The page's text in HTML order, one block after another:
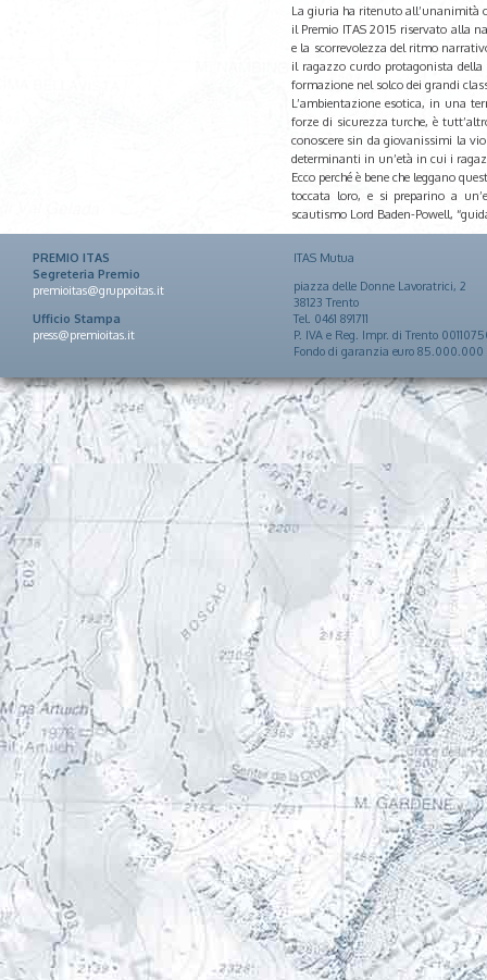
La giuria ha ritenuto all’unanimità
il Premio ITAS 2015 riservato alla
e la scorrevolezza del ritmo
il ragazzo curdo protagonista
formazione nel solco dei grandi
L’ambientazione esotica, in una
forze di sicurezza turche, è
conoscere sin da giovanissimi la
determinanti in un’età in cui i
Ecco perché è bene che leggano
toccata loro, e si preparino a
scautismo Lord Baden-Powell,
PREMIO ITAS
Segreteria Premio
premioitas@gruppoitas.it
Ufficio Stampa
press@premioitas.it
ITAS Mutua
piazza delle Donne Lavoratrici, 2
38123 Trento
Tel. 0461 891711
P. IVA e Reg. Impr. di Trento
Fondo di garanzia euro 85.000.000